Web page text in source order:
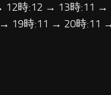
時:12 → 13時:11 →
19時:11 → 20時:11